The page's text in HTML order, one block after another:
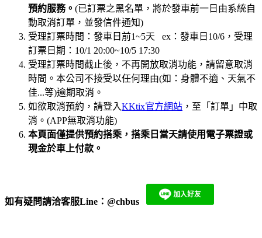
預約服務。 (已訂票之黑名單，將於發車前一日由系統自
動取消訂單，並發信件通知)
受理訂票時間：發車日前1~5天 ex：發車日10/6，受理
訂票日期：10/1 20:00~10/5 17:30
受理訂票時間截止後，不再開放取消功能，請留意取消
時間。本公司不接受以任何理由(如：身體不適、天氣不
佳...等)逾期取消。
如欲取消預約，請登入KKtix官方網站 ，至「訂單」中取
消。(APP無取消功能)
本頁面僅提供預約搭乘，搭乘日當天請使用電子票證或
現金於車上付款。
如有疑問請洽客服Line： @chbus